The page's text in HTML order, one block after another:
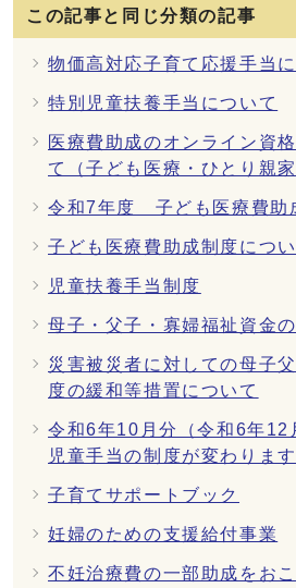
この記事と同じ分類の記事
物価高対応子育て応援手当
特別児童扶養手当について
医療費助成のオンライン資
て（子ども医療・ひとり親家
令和7年度 子ども医療費助
子ども医療費助成制度につ
児童扶養手当制度
母子・父子・寡婦福祉資金
災害被災者に対しての母子
度の緩和等措置について
令和6年10月分（令和6年12
児童手当の制度が変わります
子育てサポートブック
妊婦のための支援給付事業
不妊治療費の一部助成をお